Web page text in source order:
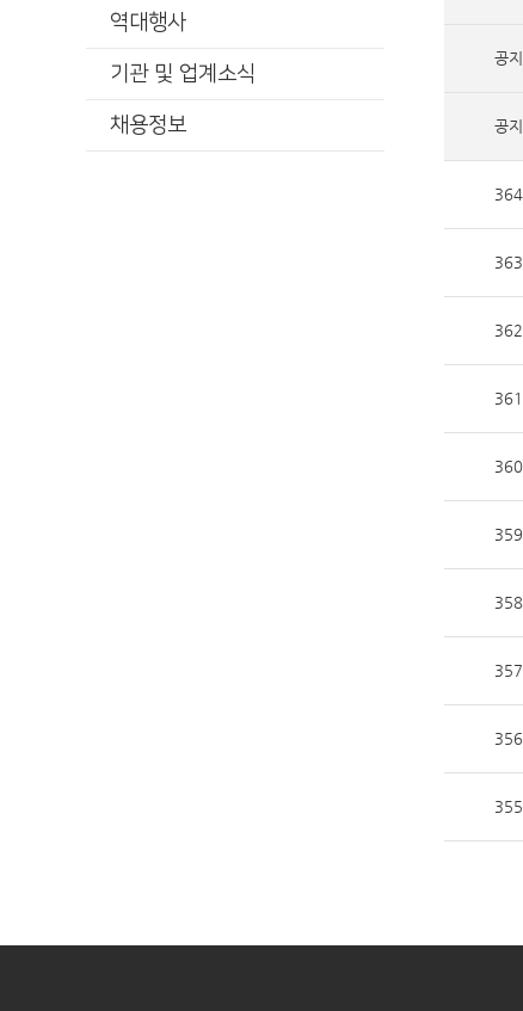
역대행사
기관 및 업계소식
채용정보
공지
공지
364
363
362
361
360
359
358
357
356
355